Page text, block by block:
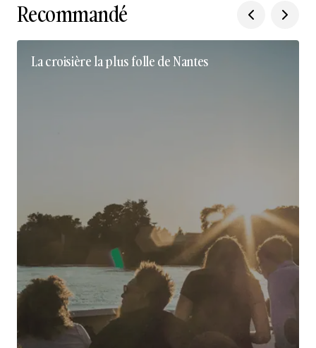
Recommandé
La croisière la plus folle de Nantes